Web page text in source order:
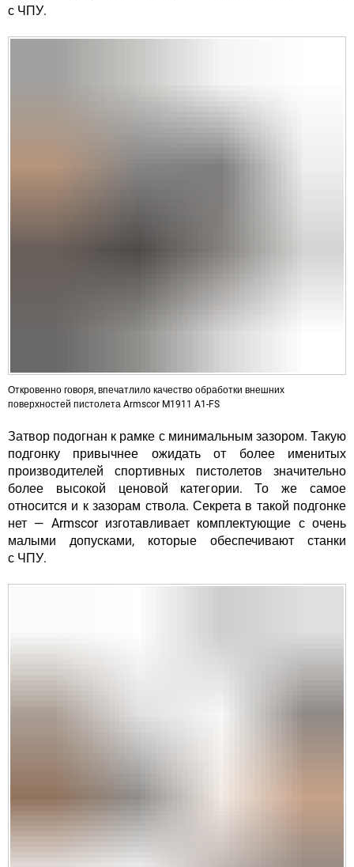
с ЧПУ.
Откровенно говоря, впечатлило качество обработки внешних
поверхностей пистолета Armscor M1911 A1-FS
Затвор подогнан к рамке с минимальным зазором. Такую
подгонку привычнее ожидать от более именитых
производителей спортивных пистолетов значительно
более высокой ценовой категории. То же самое
относится и к зазорам ствола. Секрета в такой подгонке
нет — Armscor изготавливает комплектующие с очень
малыми допусками, которые обеспечивают станки
с ЧПУ.